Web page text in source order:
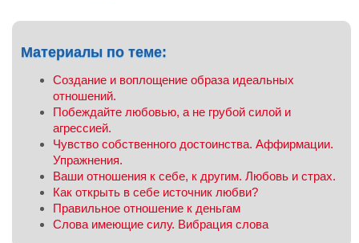
Материалы по теме:
Создание и воплощение образа идеальных
отношений.
Побеждайте любовью, а не грубой силой и
агрессией.
Чувство собственного достоинства. Аффирмации.
Упражнения.
Ваши отношения к себе, к другим. Любовь и страх.
Как открыть в себе источник любви?
Правильное отношение к деньгам
Слова имеющие силу. Вибрация слова